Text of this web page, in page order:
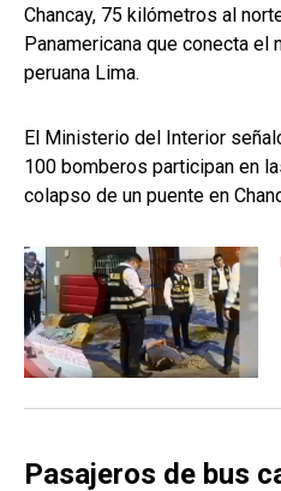
Chancay, 75 kilómetros al
Panamericana que conecta
peruana Lima.
El Ministerio del Interior
100 bomberos participan en
colapso de un puente en
Pasajeros de bus